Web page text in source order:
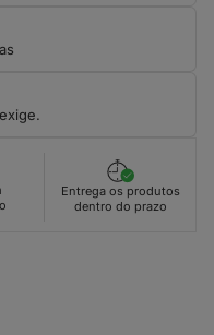
Entrega os produtos
dentro do prazo